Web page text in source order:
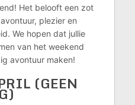
Het belooft een zot
plezier en
We hopen dat jullie
van het weekend
avontuur maken!
(GEEN